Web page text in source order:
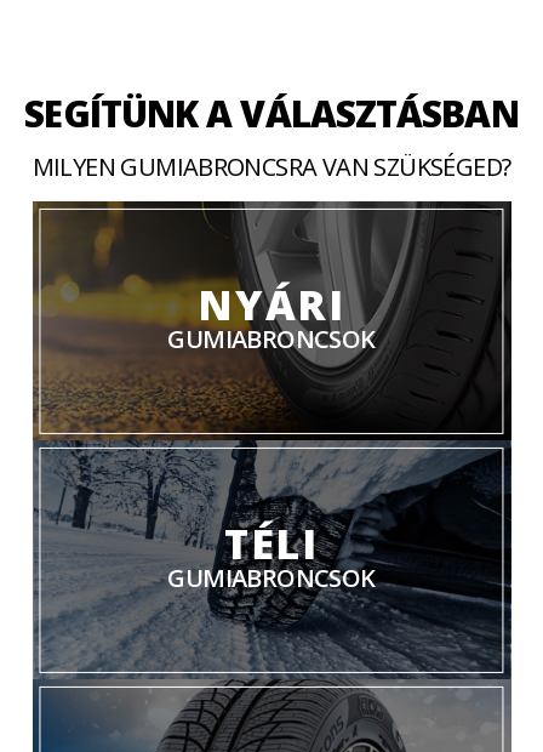
SEGÍTÜNK A VÁLASZTÁSBAN
MILYEN GUMIABRONCSRA VAN SZÜKSÉGED?
NYÁRI
GUMIABRONCSOK
TÉLI
GUMIABRONCSOK